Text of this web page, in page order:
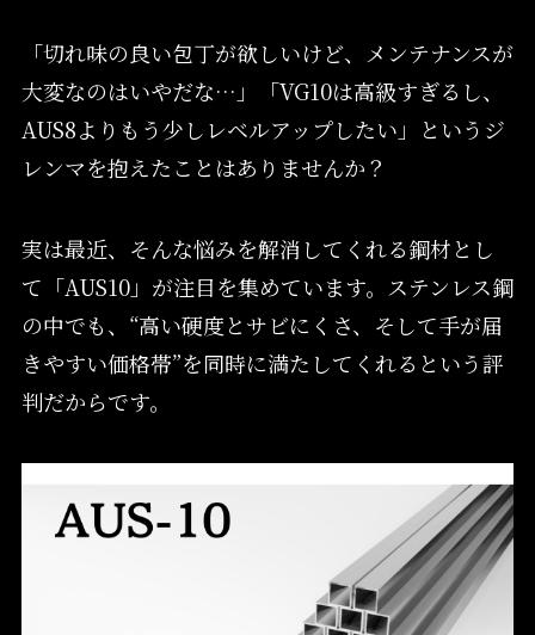
「切れ味の良い包丁が欲しいけど、メンテナンスが
大変なのはいやだな…」「VG10は高級すぎるし、
AUS8よりもう少しレベルアップしたい」というジ
レンマを抱えたことはありませんか？
実は最近、そんな悩みを解消してくれる鋼材とし
て「AUS10」が注目を集めています。ステンレス鋼
の中でも、“高い硬度とサビにくさ、そして手が届
きやすい価格帯”を同時に満たしてくれるという評
判だからです。